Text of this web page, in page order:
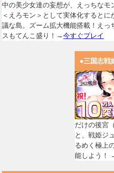
中の美少女達の妄想が、えっちなモ
＜えろモン＞として実体化するとに
議な島。ズーム拡大機能搭載！えっ
スもてんこ盛り！→今すぐプレイ
●三国志戦
だけの後宮
と、戦姫ジ
るめく極上
能しよう！